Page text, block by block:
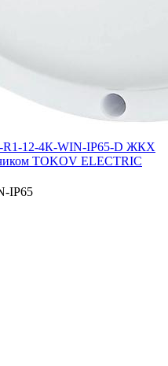
R1-12-4К-WIN-IP65-D ЖКХ
TOKOV ELECTRIC
IP65